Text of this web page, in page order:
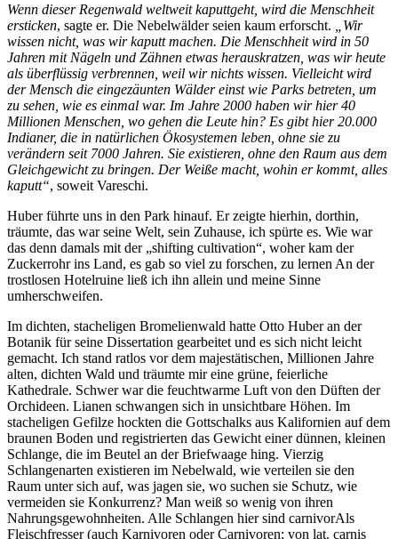
Wenn dieser Regenwald weltweit kaputtgeht, wird die Menschheit
ersticken, sagte er. Die Nebelwälder seien kaum erforscht.
Wir
wissen nicht, was wir kaputt machen. Die Menschheit wird in 50
Jahren mit Nägeln und Zähnen etwas herauskratzen, was wir heute
als überflüssig verbrennen, weil wir nichts wissen. Vielleicht wird
der Mensch die eingezäunten Wälder einst wie Parks betreten, um
zu sehen, wie es einmal war. Im Jahre 2000 haben wir hier 40
Millionen Menschen, wo gehen die Leute hin? Es gibt hier 20.000
Indianer, die in natürlichen Ökosystemen leben, ohne sie zu
verändern seit 7000 Jahren. Sie existieren, ohne den Raum aus dem
Gleichgewicht zu bringen. Der Weiße macht, wohin er kommt, alles
kaputt , soweit Vareschi.
Huber führte uns in den Park hinauf. Er zeigte hierhin, dorthin,
träumte, das war seine Welt, sein Zuhause, ich spürte es. Wie war
das denn damals mit der shifting cultivation , woher kam der
Zuckerrohr ins Land, es gab so viel zu forschen, zu lernen An der
trostlosen Hotelruine ließ ich ihn allein und meine Sinne
umherschweifen.
Im dichten, stacheligen Bromelienwald hatte Otto Huber an der
Botanik für seine Dissertation gearbeitet und es sich nicht leicht
gemacht. Ich stand ratlos vor dem majestätischen, Millionen Jahre
alten, dichten Wald und träumte mir eine grüne, feierliche
Kathedrale. Schwer war die feuchtwarme Luft von den Düften der
Orchideen. Lianen schwangen sich in unsichtbare Höhen. Im
stacheligen Gefilze hockten die Gottschalks aus Kalifornien auf dem
braunen Boden und registrierten das Gewicht einer dünnen, kleinen
Schlange, die im Beutel an der Briefwaage hing. Vierzig
Schlangenarten existieren im Nebelwald, wie verteilen sie den
Raum unter sich auf, was jagen sie, wo suchen sie Schutz, wie
vermeiden sie Konkurrenz? Man weiß so wenig von ihren
Nahrungsgewohnheiten. Alle Schlangen hier sind carnivorAls
Fleischfresser (auch Karnivoren oder Carnivoren; von lat. carnis